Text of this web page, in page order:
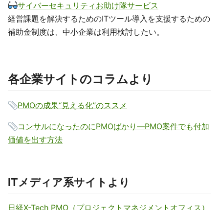
サイバーセキュリティお助け隊サービス
経営課題を解決するためのITツール導入を支援するための
補助金制度は、中小企業は利用検討したい。
各企業サイトのコラムより
PMOの成果“見える化”のススメ
コンサルになったのにPMOばかり—PMO案件でも付加
価値を出す方法
ITメディア系サイトより
日経X-Tech PMO（プロジェクトマネジメントオフィス）